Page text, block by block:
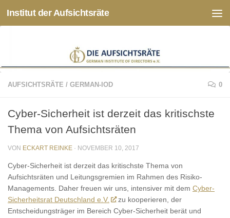
Zum Inhalt springen
Institut der Aufsichtsräte
AUFSICHTSRÄTE / GERMAN-IOD 0
Cyber-Sicherheit ist derzeit das kritischste
Thema von Aufsichtsräten
VON ECKART REINKE · NOVEMBER 10, 2017
Cyber-Sicherheit ist derzeit das kritischste Thema von
Aufsichtsräten und Leitungsgremien im Rahmen des Risiko-
Managements. Daher freuen wir uns, intensiver mit dem Cyber-
Sicherheitsrat Deutschland e.V.
zu kooperieren, der
Entscheidungsträger im Bereich Cyber-Sicherheit berät und